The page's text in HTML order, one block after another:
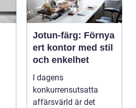
Jotun-färg: Förnya
ert kontor med stil
och enkelhet
I dagens
konkurrensutsatta
affärsvärld är det